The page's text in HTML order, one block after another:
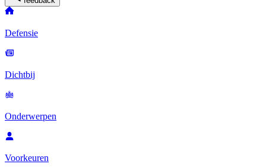
Defensie
Dichtbij
Onderwerpen
Voorkeuren